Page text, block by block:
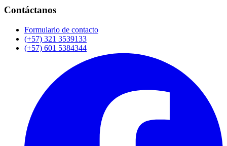
Contáctanos
Formulario de contacto
(+57) 321 3539133
(+57) 601 5384344